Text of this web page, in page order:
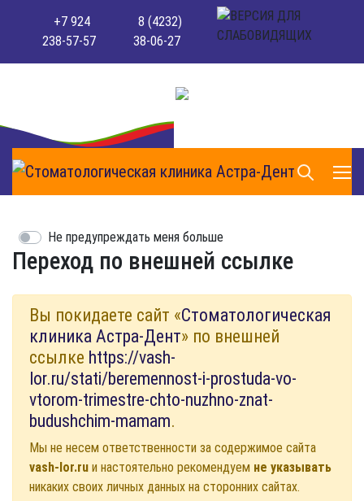
+7 924
238-57-57
8 (4232)
38-06-27
Переход по внешней ссылке
Не предупреждать меня больше
Вы покидаете сайт «Стоматологическая
клиника Астра-Дент» по внешней
ссылке https://vash-
lor.ru/stati/beremennost-i-prostuda-vo-
vtorom-trimestre-chto-nuzhno-znat-
budushchim-mamam.
Мы не несем ответственности за содержимое сайта
vash-lor.ru и настоятельно рекомендуем не указывать
никаких своих личных данных на сторонних сайтах.